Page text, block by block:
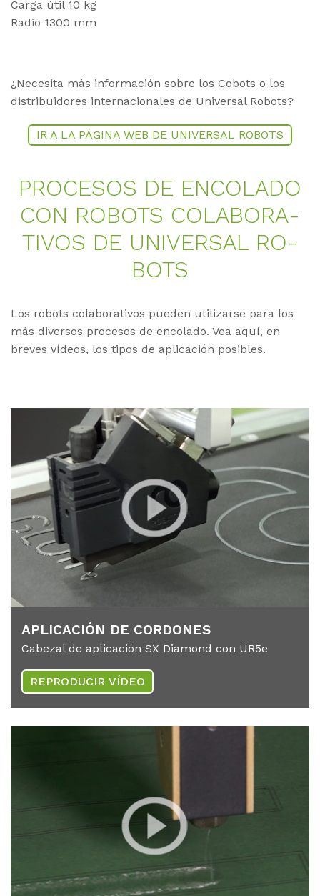
Carga útil 10 kg
Radio 1300 mm
¿Necesita más información sobre los Cobots o los
distribuidores internacionales de Universal Robots?
IR A LA PÁGINA WEB DE UNIVERSAL ROBOTS
PRO­CE­SOS DE EN­CO­LA­DO
CON RO­BOTS COLA­BO­RA­
TIV­OS DE UNI­VER­SAL RO­
BOTS
Los robots colaborativos pueden utilizarse para los
más diversos procesos de encolado. Vea aquí, en
breves vídeos, los tipos de aplicación posibles.
AP­LI­CA­CIÓN DE COR­DO­NES
Cabezal de aplicación SX Diamond con UR5e
REPRODUCIR VÍDEO